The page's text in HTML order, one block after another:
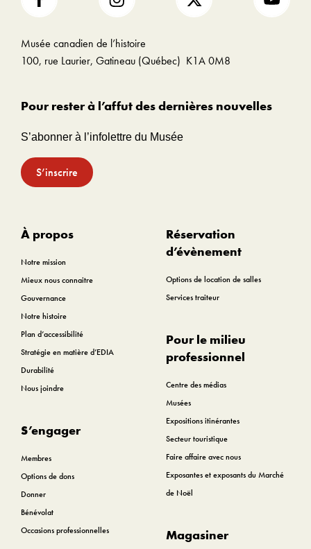
Musée canadien de l’histoire
100, rue Laurier, Gatineau (Québec) K1A 0M8
Pour rester à l’affut des dernières nouvelles
S’abonner à l’infolettre du Musée
S’inscrire
À propos
Notre mission
Mieux nous connaitre
Gouvernance
Notre histoire
Plan d’accessibilité
Stratégie en matière d’EDIA
Durabilité
Nous joindre
S’engager
Membres
Options de dons
Donner
Bénévolat
Occasions professionnelles
Réservation
d’évènement
Options de location de salles
Services traiteur
Pour le milieu
professionnel
Centre des médias
Musées
Expositions itinérantes
Secteur touristique
Faire affaire avec nous
Exposantes et exposants du Marché
de Noël
Magasiner